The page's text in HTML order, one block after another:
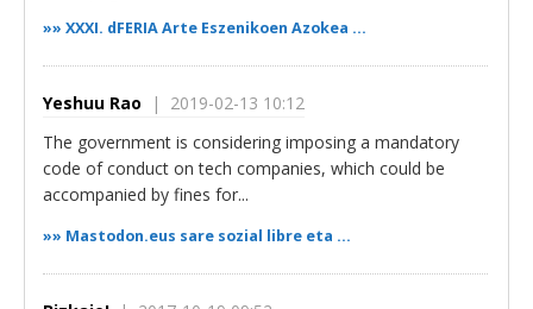
»» XXXI. dFERIA Arte Eszenikoen Azokea ...
Yeshuu Rao | 2019-02-13 10:12
The government is considering imposing a mandatory
code of conduct on tech companies, which could be
accompanied by fines for...
»» Mastodon.eus sare sozial libre eta ...